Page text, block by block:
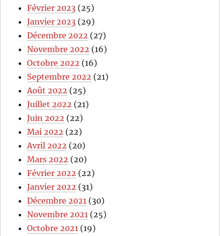
Février 2023 (25)
Janvier 2023 (29)
Décembre 2022 (27)
Novembre 2022 (16)
Octobre 2022 (16)
Septembre 2022 (21)
Août 2022 (25)
Juillet 2022 (21)
Juin 2022 (22)
Mai 2022 (22)
Avril 2022 (20)
Mars 2022 (20)
Février 2022 (22)
Janvier 2022 (31)
Décembre 2021 (30)
Novembre 2021 (25)
Octobre 2021 (19)